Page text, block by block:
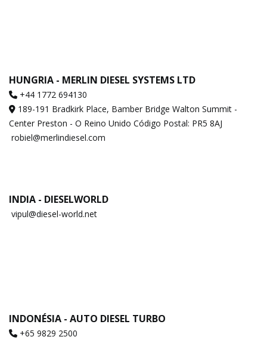
HUNGRIA - MERLIN DIESEL SYSTEMS LTD
+44 1772 694130
189-191 Bradkirk Place, Bamber Bridge Walton Summit -
Center Preston - O Reino Unido Código Postal: PR5 8AJ
robiel@merlindiesel.com
INDIA - DIESELWORLD
vipul@diesel-world.net
INDONÉSIA - AUTO DIESEL TURBO
+65 9829 2500